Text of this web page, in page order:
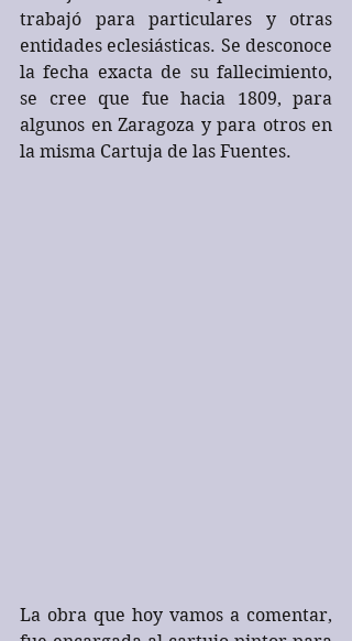
trabajó para particulares y otras
entidades eclesiásticas. Se desconoce
la fecha exacta de su fallecimiento,
se cree que fue hacia 1809, para
algunos en Zaragoza y para otros en
la misma Cartuja de las Fuentes.
La obra que hoy vamos a comentar,